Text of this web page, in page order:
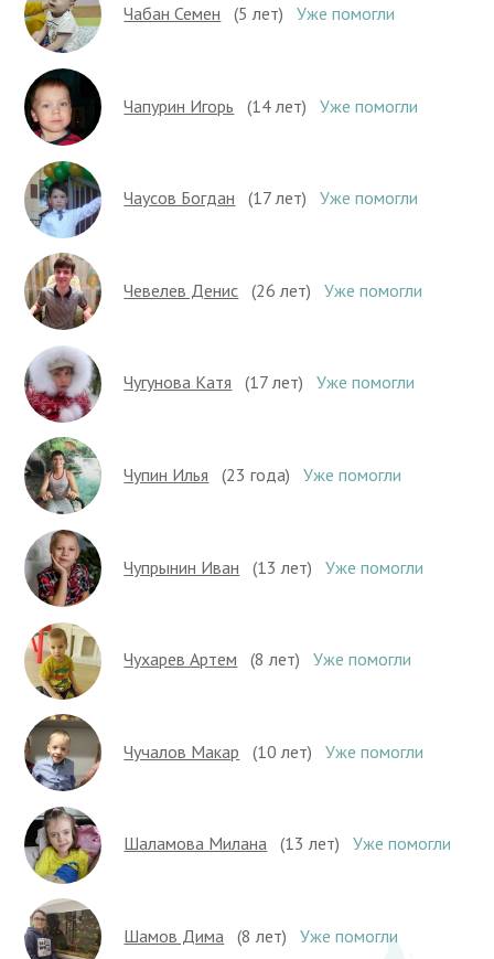
Чабан Семен (5 лет) Уже помогли
Чапурин Игорь (14 лет) Уже помогли
Чаусов Богдан (17 лет) Уже помогли
Чевелев Денис (26 лет) Уже помогли
Чугунова Катя (17 лет) Уже помогли
Чупин Илья (23 года) Уже помогли
Чупрынин Иван (13 лет) Уже помогли
Чухарев Артем (8 лет) Уже помогли
Чучалов Макар (10 лет) Уже помогли
Шаламова Милана (13 лет) Уже помогли
Шамов Дима (8 лет) Уже помогли